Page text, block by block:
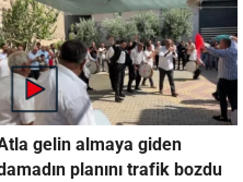
gelin almaya giden
planını trafik bozdu